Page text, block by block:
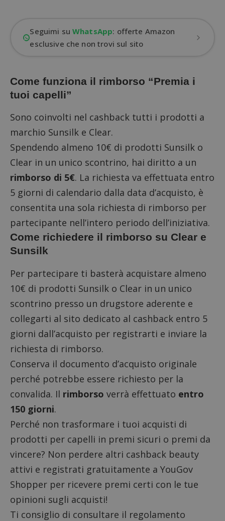
Seguimi suWhatsApp: offerte Amazon
esclusive che non trovi sul sito
Come funziona il rimborso “Premia i
tuoi capelli”
Sono coinvolti nel cashback tutti i prodotti a
marchio Sunsilk e Clear.
Spendendo almeno 10€ di prodotti Sunsilk o
Clear in un unico scontrino, hai diritto a un
rimborso di 5€. La richiesta va effettuata entro
5 giorni di calendario dalla data d’acquisto, è
consentita una sola richiesta di rimborso per
partecipante nell’intero periodo dell’iniziativa.
Come richiedere il rimborso su Clear e
Sunsilk
Per partecipare ti basterà acquistare almeno
10€ di prodotti Sunsilk o Clear in un unico
scontrino presso un drugstore aderente e
collegarti al sito dedicato al cashback entro 5
giorni dall’acquisto per registrarti e inviare la
richiesta di rimborso.
Conserva il documento d’acquisto originale
perché potrebbe essere richiesto per la
convalida. Il rimborso verrà effettuato entro
150 giorni.
Perché non trasformare i tuoi acquisti di
prodotti per capelli in premi sicuri o premi da
vincere? Non perdere altri cashback beauty
attivi e registrati gratuitamente a YouGov
Shopper per ricevere premi certi con le tue
opinioni sugli acquisti!
Ti consiglio di consultare il regolamento